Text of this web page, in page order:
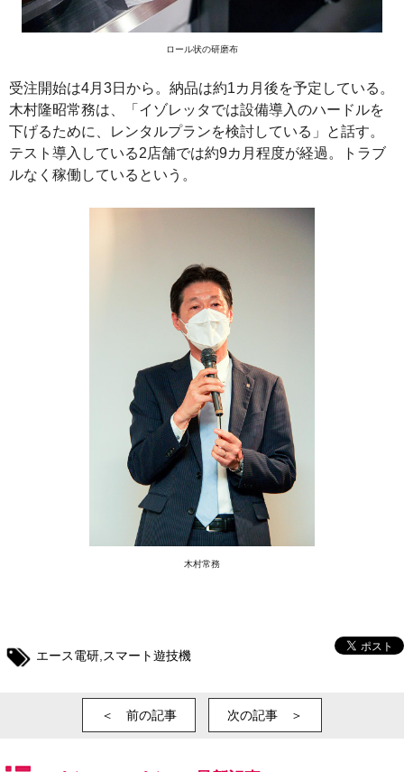
ロール状の研磨布
受注開始は4月3日から。納品は約1カ月後を予定している。
木村隆昭常務は、「イゾレッタでは設備導入のハードルを
下げるために、レンタルプランを検討している」と話す。
テスト導入している2店舗では約9カ月程度が経過。トラブ
ルなく稼働しているという。
木村常務
エース電研 スマート遊技機
＜ 前の記事 次の記事 ＞